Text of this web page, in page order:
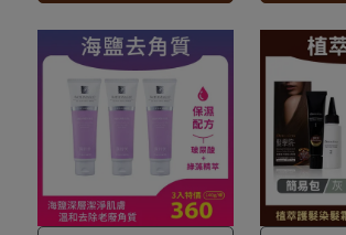
更方便，還可累積紅利點
數，一點抵一元
到貨時間參考：訂購完成
後，下個工作天出貨，出貨
後物流預計1-3個工作天送
★ 登入會
數，
★
到貨時間
後，下個工
後物流預